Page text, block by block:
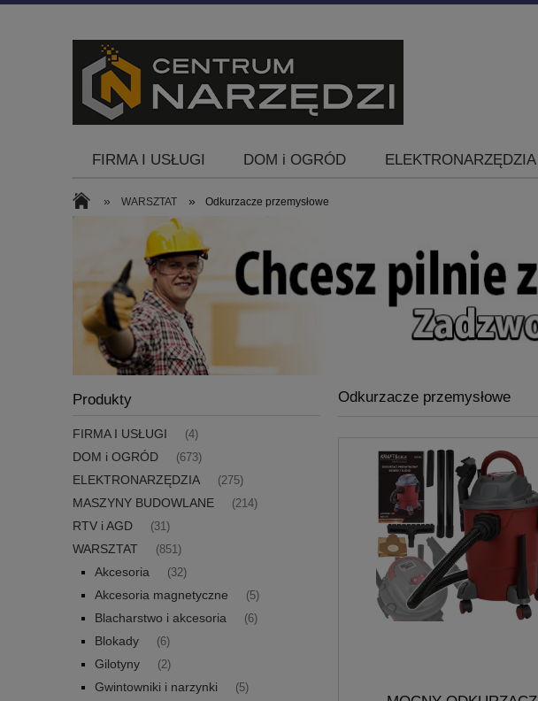
FIRMA I USŁUGI DOM i OGRÓD ELEKTRONARZĘDZIA
» WARSZTAT » Odkurzacze przemysłowe
Produkty
FIRMA I USŁUGI (4)
DOM i OGRÓD (673)
ELEKTRONARZĘDZIA (275)
MASZYNY BUDOWLANE (214)
RTV i AGD (31)
WARSZTAT (851)
Akcesoria (32)
Akcesoria magnetyczne (5)
Blacharstwo i akcesoria (6)
Blokady (6)
Gilotyny (2)
Gwintowniki i narzynki (5)
Odkurzacze przemysłowe